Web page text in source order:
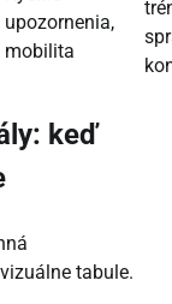
upozornenia,
mobilita
keď
tabule.